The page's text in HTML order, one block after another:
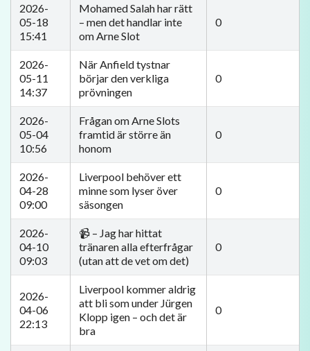
2026-
05-18
15:41
Mohamed Salah har rätt
– men det handlar inte
om Arne Slot
0
2026-
05-11
14:37
När Anfield tystnar
börjar den verkliga
prövningen
0
2026-
05-04
10:56
Frågan om Arne Slots
framtid är större än
honom
0
2026-
04-28
09:00
Liverpool behöver ett
minne som lyser över
säsongen
0
2026-
04-10
09:03
📹 – Jag har hittat
tränaren alla efterfrågar
(utan att de vet om det)
0
2026-
04-06
22:13
Liverpool kommer aldrig
att bli som under Jürgen
Klopp igen – och det är
bra
0